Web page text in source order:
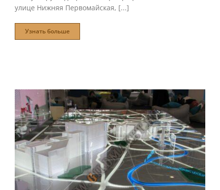
улице Нижняя Первомайская, [...]
Узнать больше